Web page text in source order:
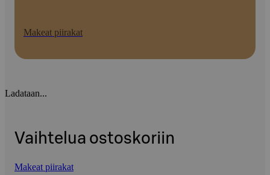
Makeat piirakat
Ladataan...
Vaihtelua ostoskoriin
Makeat piirakat